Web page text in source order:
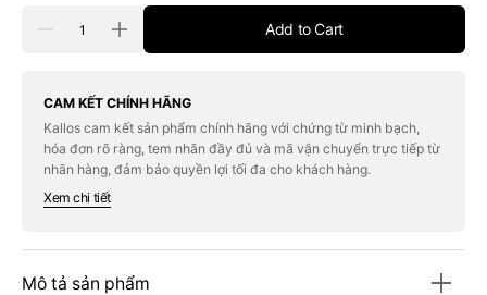
Decrease
Che
Điểm
MAC
Studio
24HR
#Pink
Increase
quantity
Che
Điểm
MAC
Studio
#Pink
Add to Cart
CAM KẾT CHÍNH HÃNG
Kallos cam kết sản phẩm chính hãng với chứng từ minh bạch,
hóa đơn rõ ràng, tem nhãn đầy đủ và mã vận chuyển trực tiếp từ
nhãn hàng, đảm bảo quyền lợi tối đa cho khách hàng.
Xem chi tiết
Mô tả sản phẩm